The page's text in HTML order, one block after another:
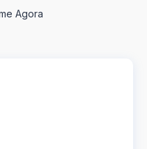
Agora